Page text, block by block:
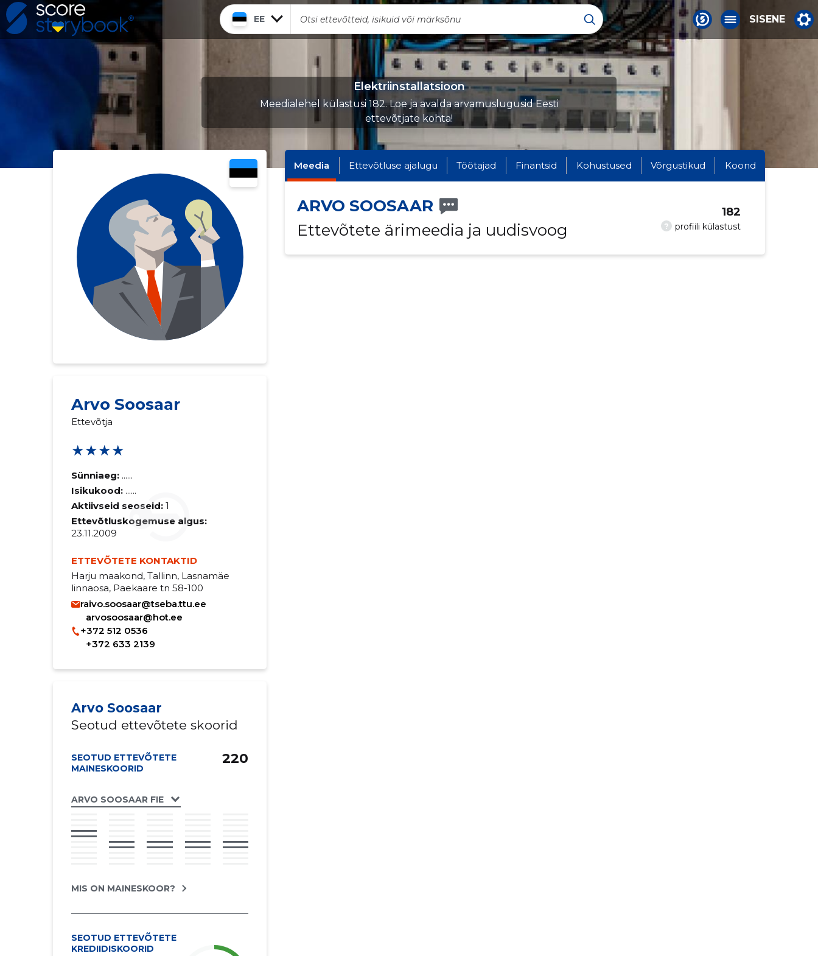
EE SISENE
Elektriinstallatsioon
Meedialehel külastusi 182. Loe ja avalda arvamuslugusid Eesti
ettevõtjate kohta!
Arvo Soosaar
Ettevõtja
★★★★
Sünniaeg: ......
Isikukood: ......
Aktiivseid seoseid: 1
Ettevõtluskogemuse algus:
23.11.2009
ETTEVÕTETE KONTAKTID
Harju maakond, Tallinn, Lasnamäe
linnaosa, Paekaare tn 58-100
raivo.soosaar@tseba.ttu.ee
arvosoosaar@hot.ee
+372 512 0536
+372 633 2139
Arvo Soosaar
Seotud ettevõtete skoorid
SEOTUD ETTEVÕTETE
MAINESKOORID
ARVO SOOSAAR FIE
220
MIS ON MAINESKOOR?
SEOTUD ETTEVÕTETE
KREDIIDISKOORID
Meedia Ettevõtluse ajalugu Töötajad Finantsid Kohustused Võrgustikud Koond
ARVO SOOSAAR
Ettevõtete ärimeedia ja uudisvoog
? profiili külastust
182